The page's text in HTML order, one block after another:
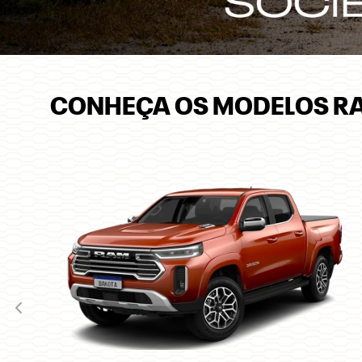
CONHEÇA OS MODELOS
Anterior